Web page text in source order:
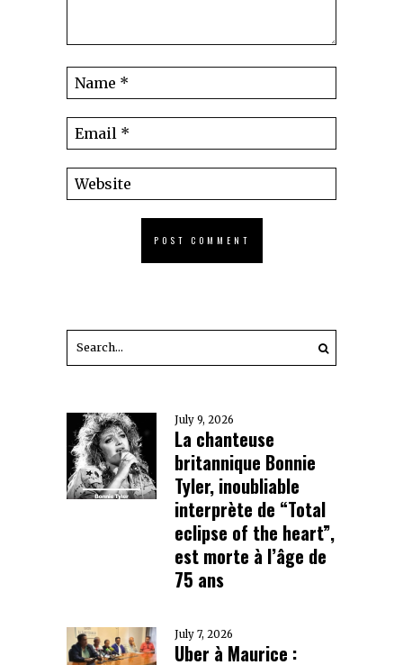
July 9, 2026
La chanteuse
britannique Bonnie
Tyler, inoubliable
interprète de “Total
eclipse of the heart”,
est morte à l’âge de
75 ans
July 7, 2026
Uber à Maurice :